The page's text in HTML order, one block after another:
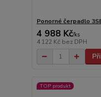
Ponorné čerpadlo
4 988 Kč/ks
4 122 Kč bez DPH
TOP produkt